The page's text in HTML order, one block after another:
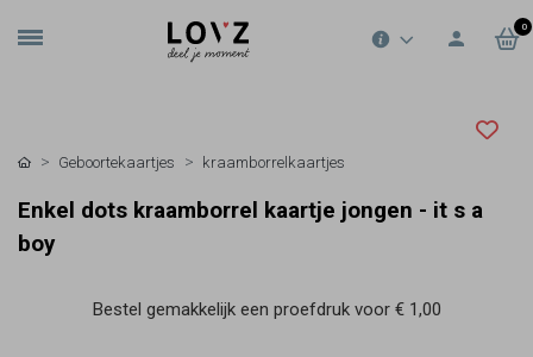
0
Geboortekaartjes kraamborrelkaartjes
Enkel dots kraamborrel kaartje jongen - it s a
boy
Bestel gemakkelijk een proefdruk voor € 1,00